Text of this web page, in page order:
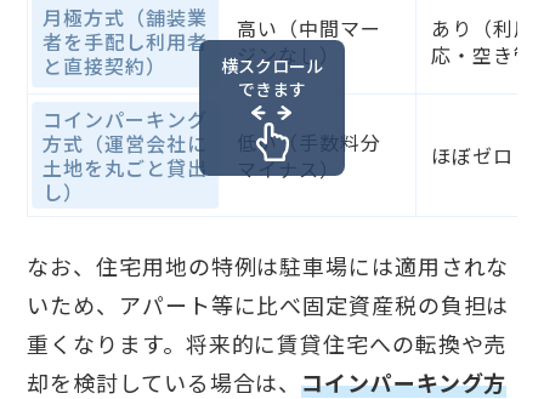
月極方式（舗装業
者を手配し利用者
と直接契約）
高い（中間マー
ジンなし）
あり（利用
応・空き管
コインパーキング
方式（運営会社に
土地を丸ごと貸出
し）
低い（手数料分
マイナス）
ほぼゼロ
横スクロール
できます
なお、住宅用地の特例は駐車場には適用されな
いため、アパート等に比べ固定資産税の負担は
重くなります。将来的に賃貸住宅への転換や売
却を検討している場合は、コインパーキング方